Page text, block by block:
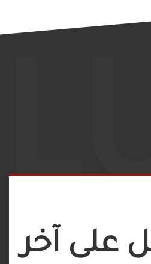
على آخر